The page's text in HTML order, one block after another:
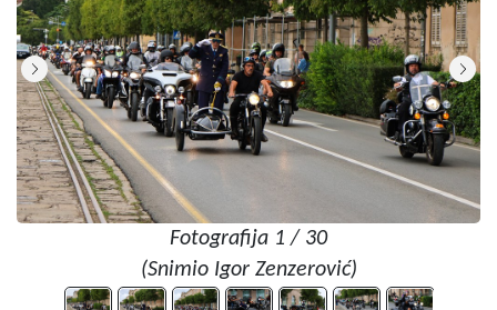
Fotografija 1 / 30
(Snimio Igor Zenzerović)